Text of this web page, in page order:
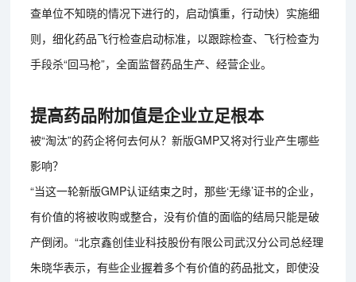
查单位不知晓的情况下进行的，启动慎重，行动快）实施细
则，细化药品飞行检查启动标准，以跟踪检查、飞行检查为
手段杀“回马枪”，全面监督药品生产、经营企业。
提高药品附加值是企业立足根本
被“淘汰”的药企将何去何从？新版GMP又将对行业产生哪些
影响？
“当这一轮新版GMP认证结束之时，那些‘无缘’证书的企业，
有价值的将被收购或整合，没有价值的面临的结局只能是破
产倒闭。“北京鑫创佳业科技股份有限公司武汉分公司总经理
朱晓华表示，有些企业握着多个有价值的药品批文，即使没